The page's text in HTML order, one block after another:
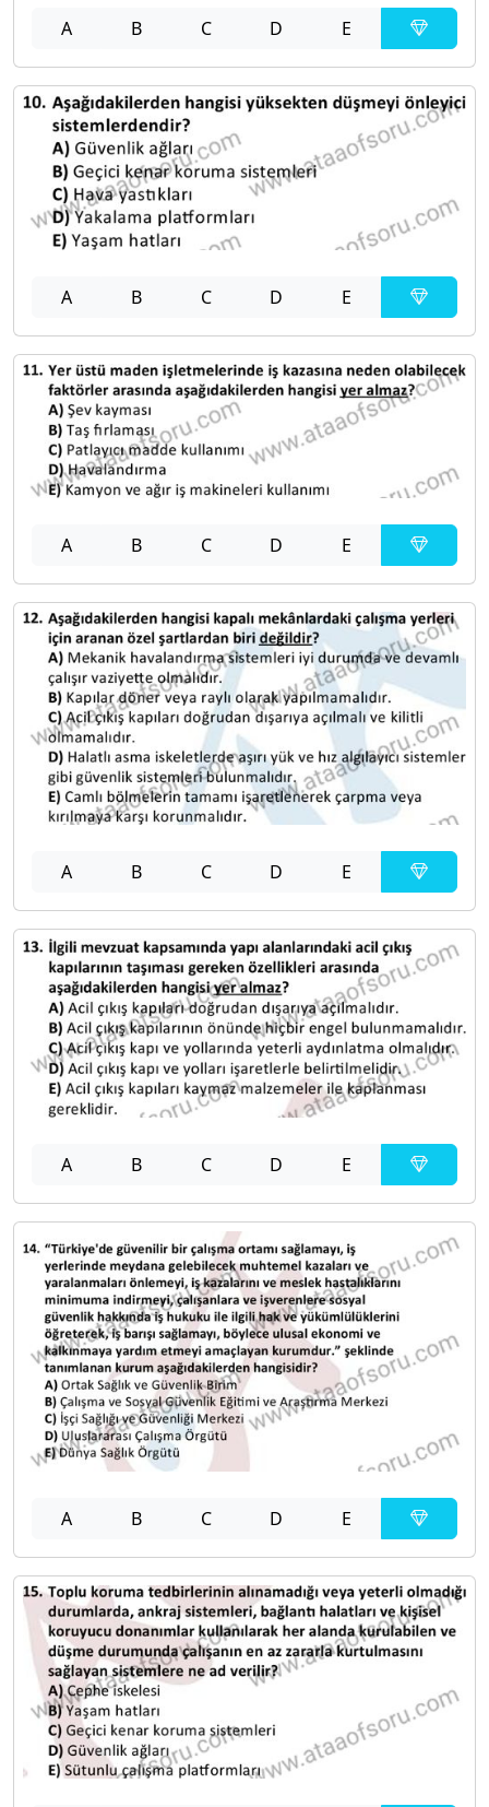
A B C D E
A B C D E
A B C D E
A B C D E
A B C D E
A B C D E